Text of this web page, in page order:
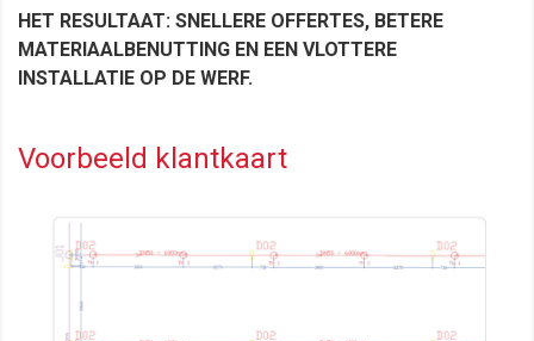
HET RESULTAAT: SNELLERE OFFERTES, BETERE
MATERIAALBENUTTING EN EEN VLOTTERE
INSTALLATIE OP DE WERF.
Voorbeeld klantkaart